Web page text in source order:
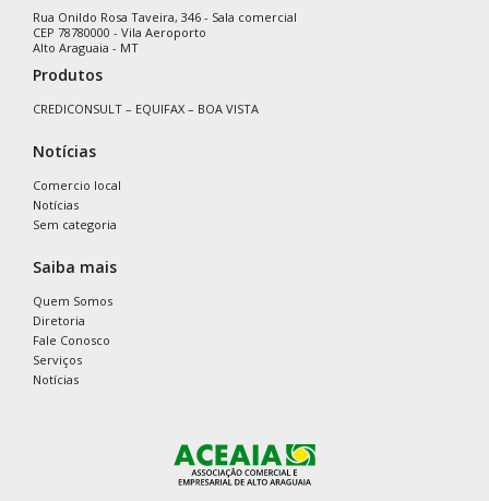
Rua Onildo Rosa Taveira, 346 - Sala comercial
CEP 78780000 - Vila Aeroporto
Alto Araguaia - MT
Produtos
CREDICONSULT – EQUIFAX – BOA VISTA
Notícias
Comercio local
Notícias
Sem categoria
Saiba mais
Quem Somos
Diretoria
Fale Conosco
Serviços
Notícias